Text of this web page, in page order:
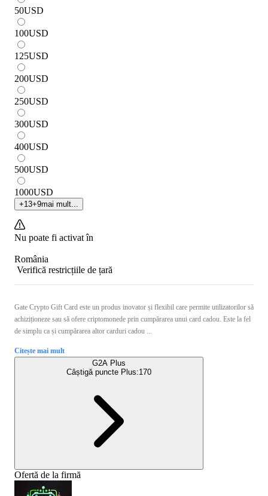
50USD
100USD
125USD
200USD
250USD
300USD
400USD
500USD
1000USD
+13+9mai mult...
Nu poate fi activat în
România
Verifică restricțiile de țară
Gate Crypto Gift Card este un produs inovator și flexibil care permite utilizatorilor să
achiziționeze sau să ofere criptomonede prin cumpărarea unui card cadou. Este la fel
de simplu ca și cumpărarea altor carduri cadou ...
Citește mai mult
G2A Plus
Câștigă puncte Plus:170
Ofertă de la firmă